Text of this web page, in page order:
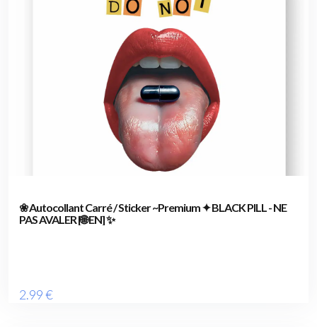
❀ Autocollant Carré / Sticker ~Premium ✦ BLACK PILL - NE
PAS AVALER [🌐 EN] ✨
2.99€